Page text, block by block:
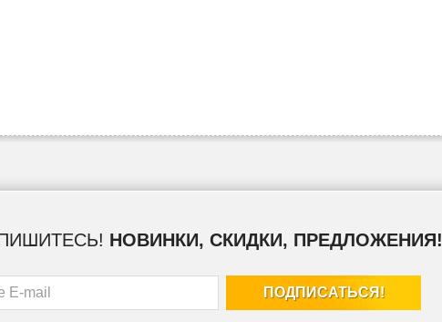
НОВИНКИ, СКИДКИ, ПРЕДЛОЖЕНИЯ!